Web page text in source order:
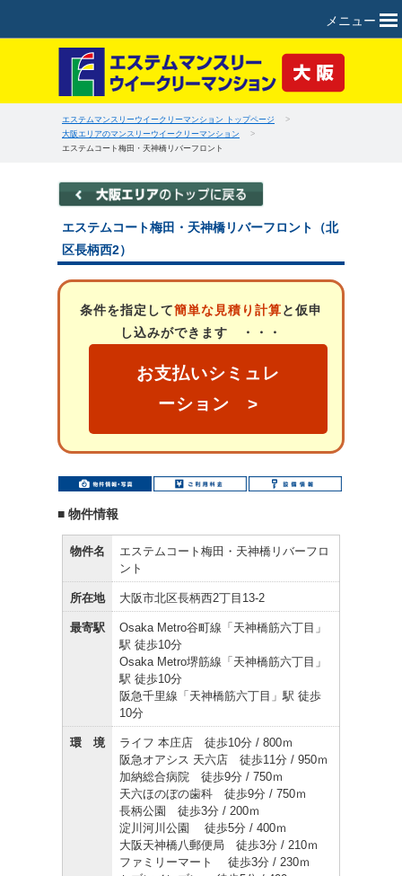
メニュー
エステムマンスリーウイークリーマンション トップページ
>
大阪エリアのマンスリーウイークリーマンション
>
エステムコート梅田・天神橋リバーフロント
エステムコート梅田・天神橋リバーフロント（北
区長柄西2）
条件を指定して簡単な見積り計算と仮申
し込みができます ・・・
お支払いシミュレ
ーション >
■ 物件情報
物件名
エステムコート梅田・天神橋リバーフロ
ント
所在地 大阪市北区長柄西2丁目13-2
最寄駅
Osaka Metro谷町線「天神橋筋六丁目」
駅 徒歩10分
Osaka Metro堺筋線「天神橋筋六丁目」
駅 徒歩10分
阪急千里線「天神橋筋六丁目」駅 徒歩
10分
環 境
ライフ 本庄店 徒歩10分 / 800ｍ
阪急オアシス 天六店 徒歩11分 / 950ｍ
加納総合病院 徒歩9分 / 750ｍ
天六ほのぼの歯科 徒歩9分 / 750ｍ
長柄公園 徒歩3分 / 200ｍ
淀川河川公園 徒歩5分 / 400ｍ
大阪天神橋八郵便局 徒歩3分 / 210ｍ
ファミリーマート 徒歩3分 / 230ｍ